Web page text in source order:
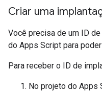
Criar uma
Você precisa de um ID
do Apps Script para
Para receber o ID de
No projeto do Apps